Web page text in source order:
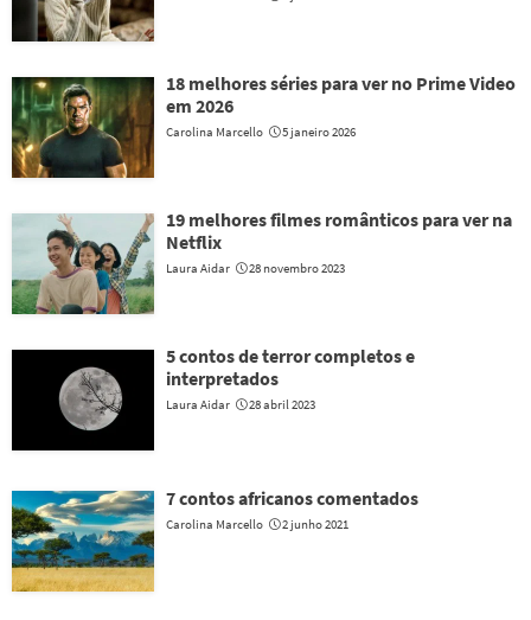
18 melhores séries para ver no Prime Video
em 2026
Carolina Marcello 5 janeiro 2026
19 melhores filmes românticos para ver na
Netflix
Laura Aidar 28 novembro 2023
5 contos de terror completos e
interpretados
Laura Aidar 28 abril 2023
7 contos africanos comentados
Carolina Marcello 2 junho 2021